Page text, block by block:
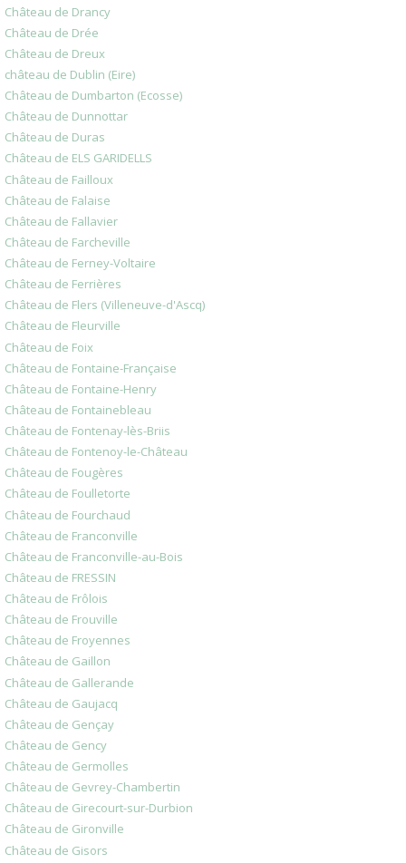
Château de Drancy
Château de Drée
Château de Dreux
château de Dublin (Eire)
Château de Dumbarton (Ecosse)
Château de Dunnottar
Château de Duras
Château de ELS GARIDELLS
Château de Failloux
Château de Falaise
Château de Fallavier
Château de Farcheville
Château de Ferney-Voltaire
Château de Ferrières
Château de Flers (Villeneuve-d'Ascq)
Château de Fleurville
Château de Foix
Château de Fontaine-Française
Château de Fontaine-Henry
Château de Fontainebleau
Château de Fontenay-lès-Briis
Château de Fontenoy-le-Château
Château de Fougères
Château de Foulletorte
Château de Fourchaud
Château de Franconville
Château de Franconville-au-Bois
Château de FRESSIN
Château de Frôlois
Château de Frouville
Château de Froyennes
Château de Gaillon
Château de Gallerande
Château de Gaujacq
Château de Gençay
Château de Gency
Château de Germolles
Château de Gevrey-Chambertin
Château de Girecourt-sur-Durbion
Château de Gironville
Château de Gisors